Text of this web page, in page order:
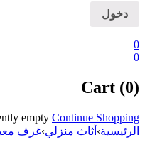
0
0
Cart (0)
empty Continue Shopping
الرئيسية› أثاث منزلي›غرف